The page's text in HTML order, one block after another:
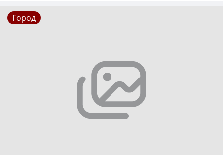
Город